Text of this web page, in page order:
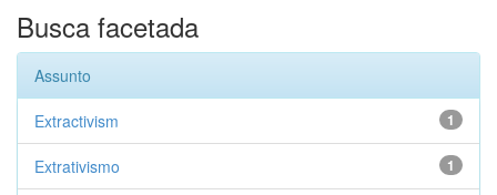
Busca facetada
Assunto
1
Extractivism
1
Extrativismo